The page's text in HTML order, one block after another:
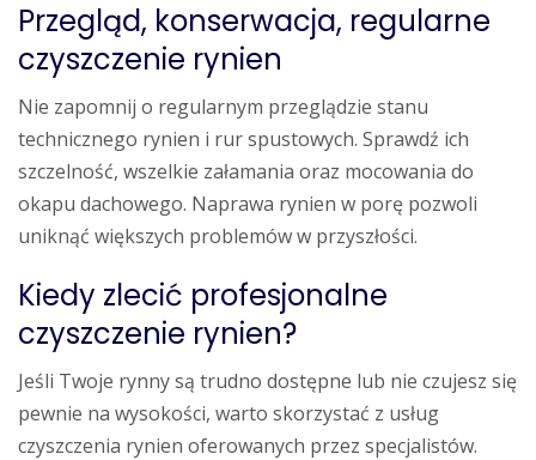
Przegląd, konserwacja, regularne
czyszczenie rynien
Nie zapomnij o regularnym przeglądzie stanu
technicznego rynien i rur spustowych. Sprawdź ich
szczelność, wszelkie załamania oraz mocowania do
okapu dachowego. Naprawa rynien w porę pozwoli
uniknąć większych problemów w przyszłości.
Kiedy zlecić profesjonalne
czyszczenie rynien?
Jeśli Twoje rynny są trudno dostępne lub nie czujesz się
pewnie na wysokości, warto skorzystać z usług
czyszczenia rynien oferowanych przez specjalistów.